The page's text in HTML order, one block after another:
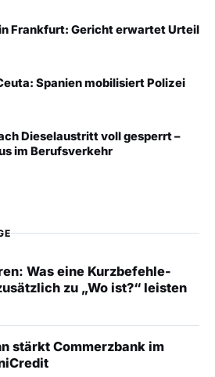
Frankfurt: Gericht erwartet Urteil
Spanien mobilisiert Polizei
Dieselaustritt voll gesperrt –
im Berufsverkehr
Was eine Kurzbefehle-
zu „Wo ist?“ leisten
stärkt Commerzbank im